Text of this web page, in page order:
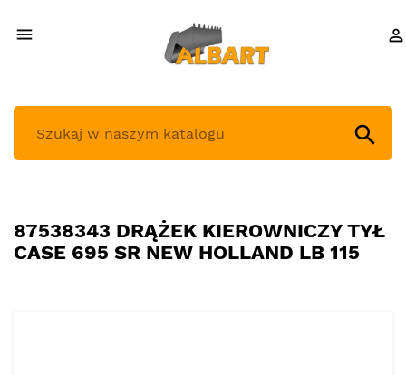
 

87538343 DRĄŻEK KIEROWNICZY TYŁ
CASE 695 SR NEW HOLLAND LB 115